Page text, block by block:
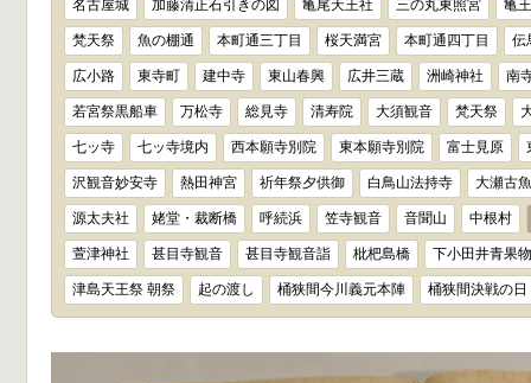
名古屋城 加藤清正石引きの図 亀尾天王社 三の丸東照宮 亀
梵天祭 魚の棚通 本町通三丁目 桜天満宮 本町通四丁目 伝
広小路 東寺町 建中寺 東山春興 広井三蔵 洲崎神社 南
若宮祭黒船車 万松寺 総見寺 清寿院 大須観音 梵天祭
七ッ寺 七ッ寺境内 西本願寺別院 東本願寺別院 富士見原
沢観音妙安寺 熱田神宮 祈年祭夕供御 白鳥山法持寺 大瀬古
源太夫社 姥堂・裁断橋 呼続浜 笠寺観音 音聞山 中根村
萱津神社 甚目寺観音 甚目寺観音詣 枇杷島橋 下小田井青果
津島天王祭 朝祭 起の渡し 桶狭間今川義元本陣 桶狭間決戦の日